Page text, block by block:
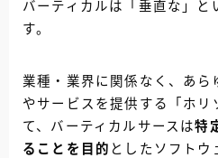
バーティカルは「垂直な」と
す。
業種・業界に関係なく、あら
やサービスを提供する「ホリ
て、バーティカルサースは特
ることを目的 としたソフトウ